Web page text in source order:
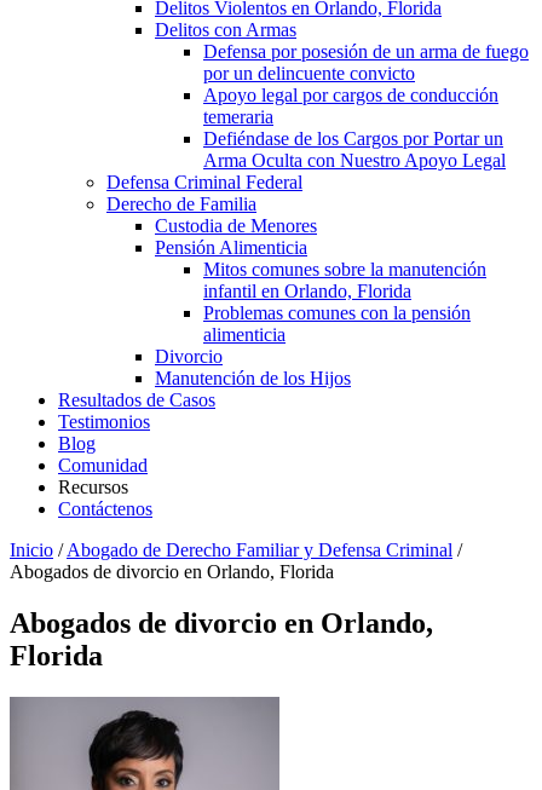
Delitos Violentos en Orlando, Florida
Delitos con Armas
Defensa por posesión de un arma de fuego
por un delincuente convicto
Apoyo legal por cargos de conducción
temeraria
Defiéndase de los Cargos por Portar un
Arma Oculta con Nuestro Apoyo Legal
Defensa Criminal Federal
Derecho de Familia
Custodia de Menores
Pensión Alimenticia
Mitos comunes sobre la manutención
infantil en Orlando, Florida
Problemas comunes con la pensión
alimenticia
Divorcio
Manutención de los Hijos
Resultados de Casos
Testimonios
Blog
Comunidad
Recursos
Contáctenos
Inicio /Abogado de Derecho Familiar y Defensa Criminal /
Abogados de divorcio en Orlando, Florida
Abogados de divorcio en Orlando,
Florida